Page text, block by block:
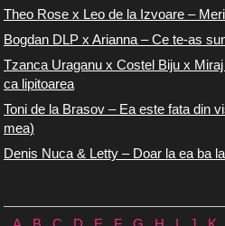
Theo Rose x Leo de la Izvoare –
Bogdan DLP x Arianna – Ce te-as
Tzanca Uraganu x Costel Biju x
ca lipitoarea
Toni de la Brasov – Ea este fata din
mea)
Denis Nuca & Letty – Doar la ea ba